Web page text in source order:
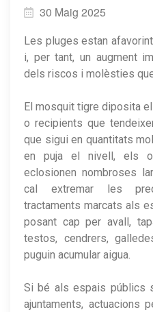
30 Maig 2025
Les pluges estan
i, per tant, un augment
dels riscos i molèsties
El mosquit tigre diposita
o recipients que
que sigui en quantitats
en puja el nivell, els
eclosionen nombroses
cal extremar les
tractaments marcats als
posant cap per avall,
testos, cendrers,
puguin acumular aigua.
Si bé als espais públics
ajuntaments, actuacions